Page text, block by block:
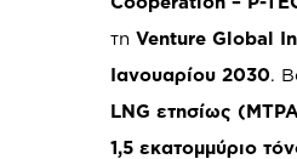
τηVenture Global
Ιανουαρίου 2030.
LNG ετησίως
1,5 εκατομμύριο